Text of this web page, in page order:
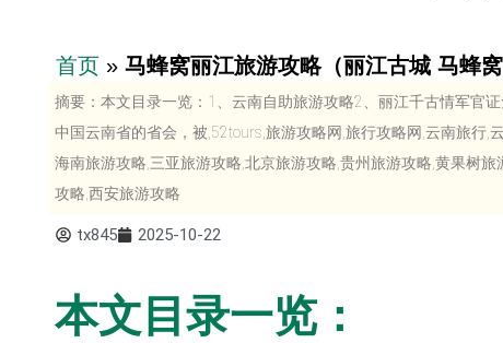
首页 » 马蜂窝丽江旅游攻略（丽江古城 马蜂窝
摘要：本文目录一览：1、云南自助旅游攻略2、丽江千古情军官
中国云南省的省会，被,52tours,旅游攻略网,旅行攻略网,云南旅行,
海南旅游攻略,三亚旅游攻略,北京旅游攻略,贵州旅游攻略,黄果树
攻略,西安旅游攻略
tx845 2025-10-22
本文目录一览：